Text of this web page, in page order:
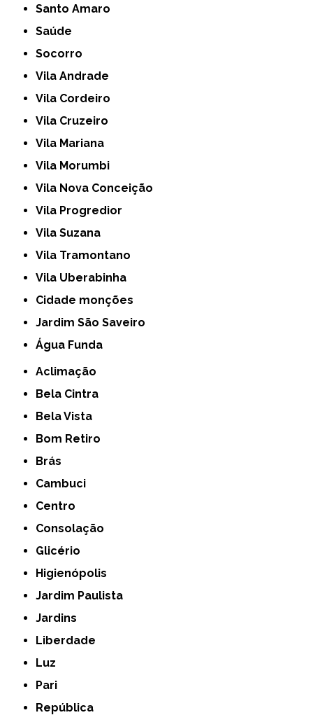
Santo Amaro
Saúde
Socorro
Vila Andrade
Vila Cordeiro
Vila Cruzeiro
Vila Mariana
Vila Morumbi
Vila Nova Conceição
Vila Progredior
Vila Suzana
Vila Tramontano
Vila Uberabinha
cidade monções
jardim São Saveiro
Água Funda
Aclimação
Bela Cintra
Bela Vista
Bom Retiro
Brás
Cambuci
Centro
Consolação
Glicério
Higienópolis
Jardim Paulista
Jardins
Liberdade
Luz
Pari
República